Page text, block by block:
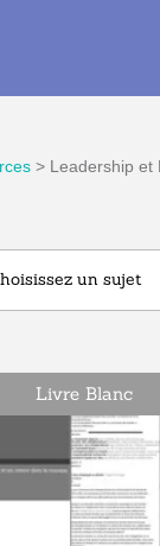
> Leadership et
Livre Blanc